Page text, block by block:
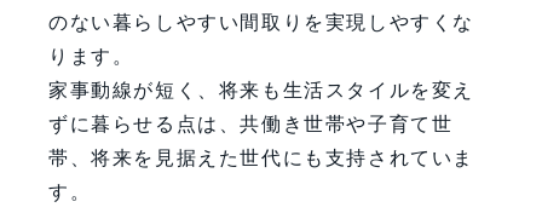
のない暮らしやすい間取りを実現しやすくな
ります。
家事動線が短く、将来も生活スタイルを変え
ずに暮らせる点は、共働き世帯や子育て世
帯、将来を見据えた世代にも支持されていま
す。